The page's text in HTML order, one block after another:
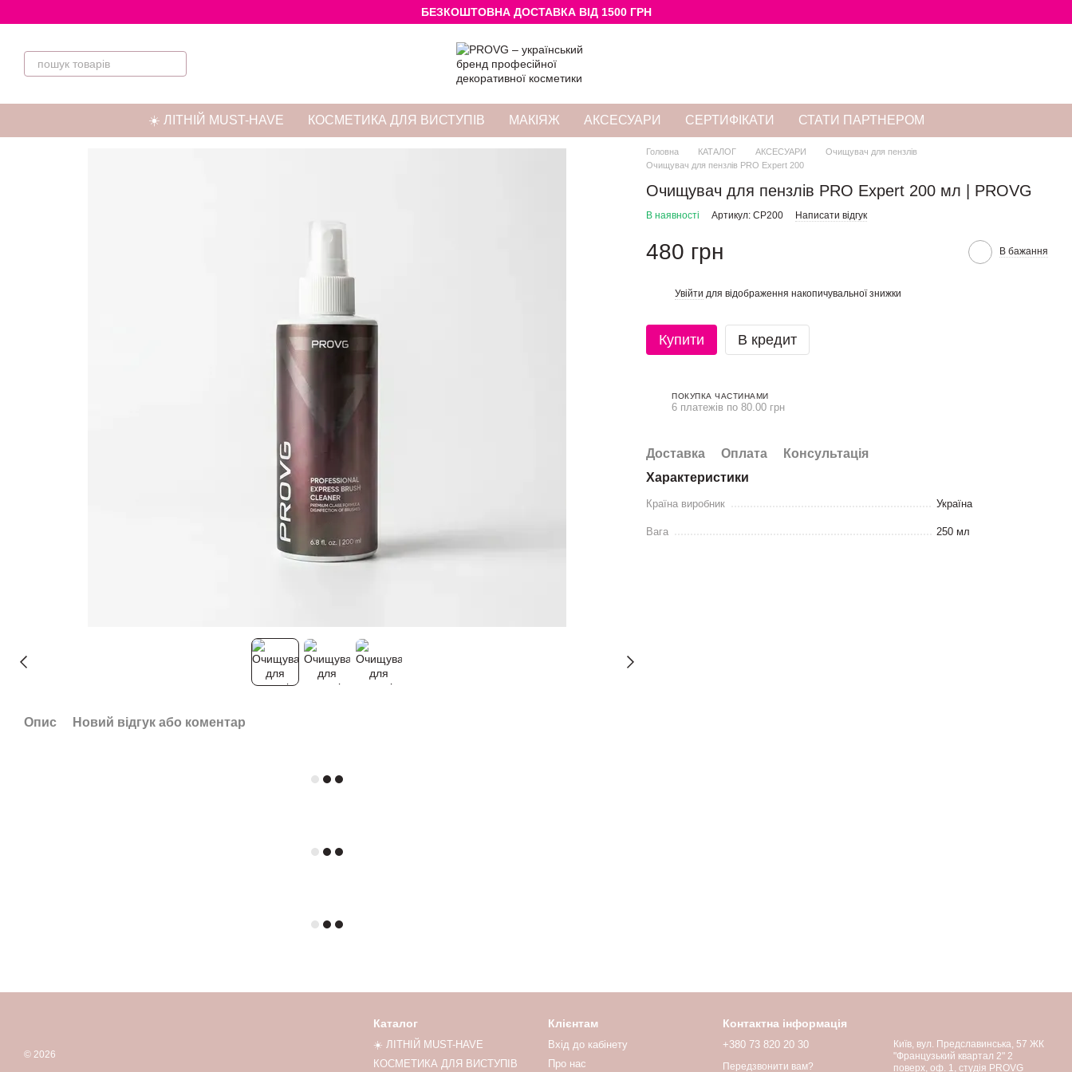
БЕЗКОШТОВНА ДОСТАВКА ВІД 1500 ГРН
☀️ ЛІТНІЙ MUST-HAVE КОСМЕТИКА ДЛЯ ВИСТУПІВ МАКІЯЖ АКСЕСУАРИ СЕРТИФІКАТИ СТАТИ ПАРТНЕРОМ
Опис Новий відгук або коментар
Головна КАТАЛОГ АКСЕСУАРИ
Очищувач для пензлів
Очищувач для пензлів PRO Expert 200
Очищувач для пензлів PRO Expert 200 мл | PROVG
В наявності Артикул: CP200 Написати відгук
480 грн В бажання
Увійти для відображення накопичувальної знижки
Купити В кредит
ПОКУПКА ЧАСТИНАМИ
6 платежів по 80.00 грн
Доставка Оплата
Консультація
Характеристики
Країна виробник Україна
Вага 250 мл
© 2026
Каталог
☀️ ЛІТНІЙ MUST-HAVE
КОСМЕТИКА ДЛЯ ВИСТУПІВ
Клієнтам
Вхід до кабінету
Про нас
Контактна інформація
+380 73 820 20 30
Передзвонити вам?
Київ, вул. Предславинська, 57 ЖК
"Французький квартал 2" 2
поверх, оф. 1, студія PROVG